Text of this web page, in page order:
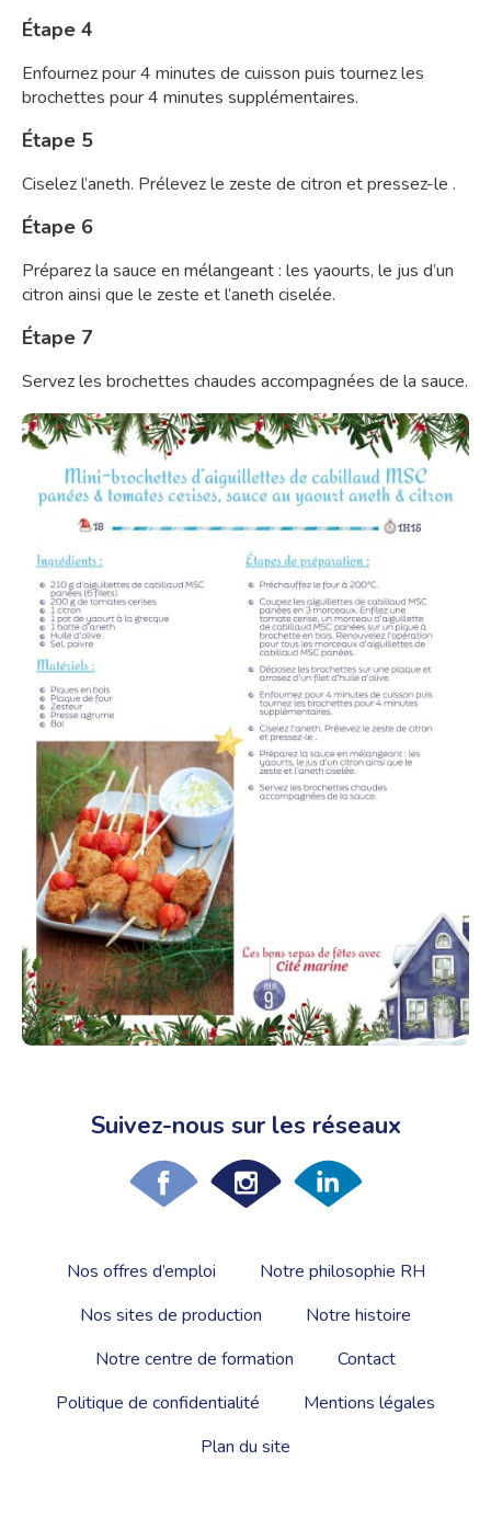
Étape 4
Enfournez pour 4 minutes de cuisson puis tournez les
brochettes pour 4 minutes supplémentaires.
Étape 5
Ciselez l’aneth. Prélevez le zeste de citron et pressez-le .
Étape 6
Préparez la sauce en mélangeant : les yaourts, le jus d’un
citron ainsi que le zeste et l’aneth ciselée.
Étape 7
Servez les brochettes chaudes accompagnées de la sauce.
Suivez-nous sur les réseaux
Nos offres d’emploi
Notre philosophie RH
Nos sites de production
Notre histoire
Notre centre de formation
Contact
Politique de confidentialité
Mentions légales
Plan du site